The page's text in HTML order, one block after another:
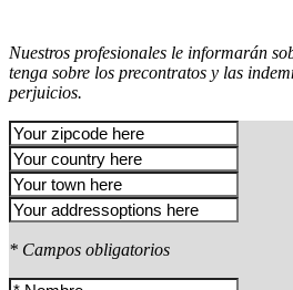
Nuestros profesionales le informarán
tenga sobre los precontratos y las
perjuicios.
* Campos obligatorios